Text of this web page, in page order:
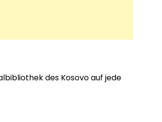
des Kosovo auf jede